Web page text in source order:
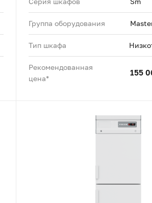
Группа оборудования
Тип шкафа
Рекомендованная
цена*
155